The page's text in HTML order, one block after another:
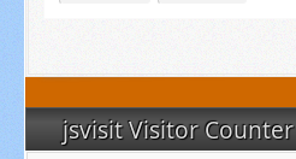
jsvisit Visitor Counter